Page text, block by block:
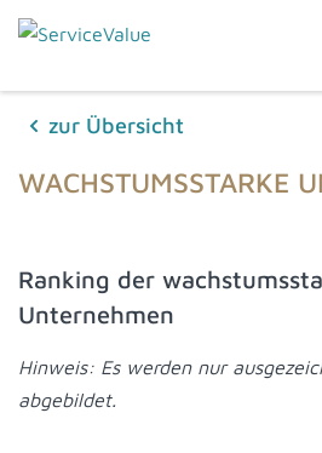
zur Übersicht
WACHSTUMSSTARKE
Ranking der
Unternehmen
Hinweis: Es werden nur
abgebildet.